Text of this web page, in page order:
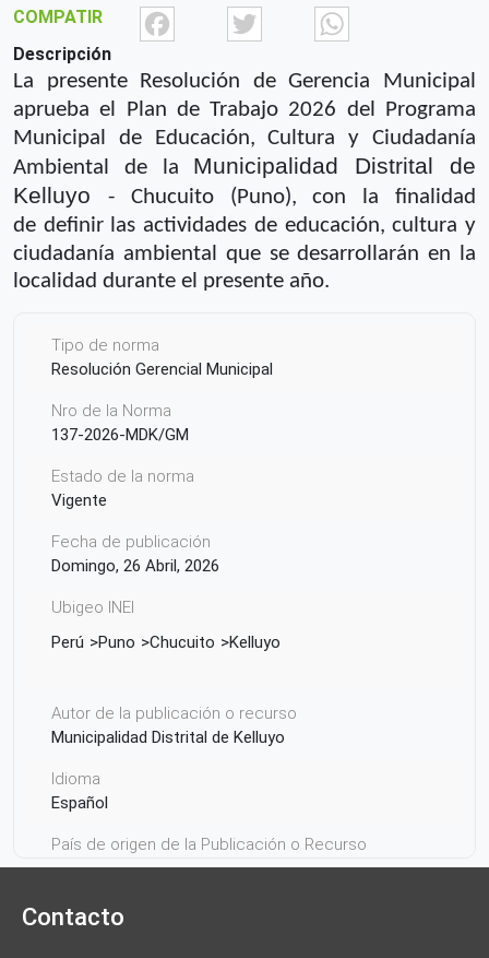
COMPATIR FacebookTwitter
Descripción
La presente Resolución de Gerencia Municipal
aprueba el Plan deTrabajo 2026 del Programa
Municipal de Educación, Cultura y Ciudadanía
Ambiental de la Municipalidad Distrital de
Kelluyo - Chucuito (Puno), con la finalidad
de definir las actividades de educación, cultura y
ciudadanía ambiental que sedesarrollarán en la
localidad durante el presente año.
Tipo de norma
Resolución Gerencial Municipal
Nro de la Norma
137-2026-MDK/GM
Estado de la norma
Vigente
Fecha de publicación
Domingo, 26 Abril, 2026
Ubigeo INEI
Perú
Puno Chucuito Kelluyo
Autor de la publicación o recurso
Municipalidad Distrital de Kelluyo
Idioma
Español
País de origen de la Publicación o Recurso
Perú
Contacto